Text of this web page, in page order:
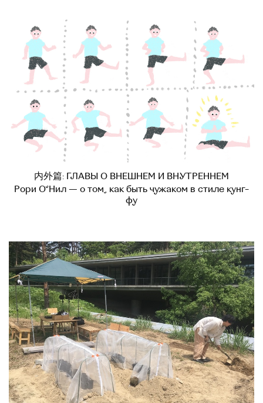
内外篇: ГЛАВЫ О ВНЕШНЕМ И ВНУТРЕННЕМ
Рори О’Нил — о том, как быть чужаком в стиле кунг-
фу